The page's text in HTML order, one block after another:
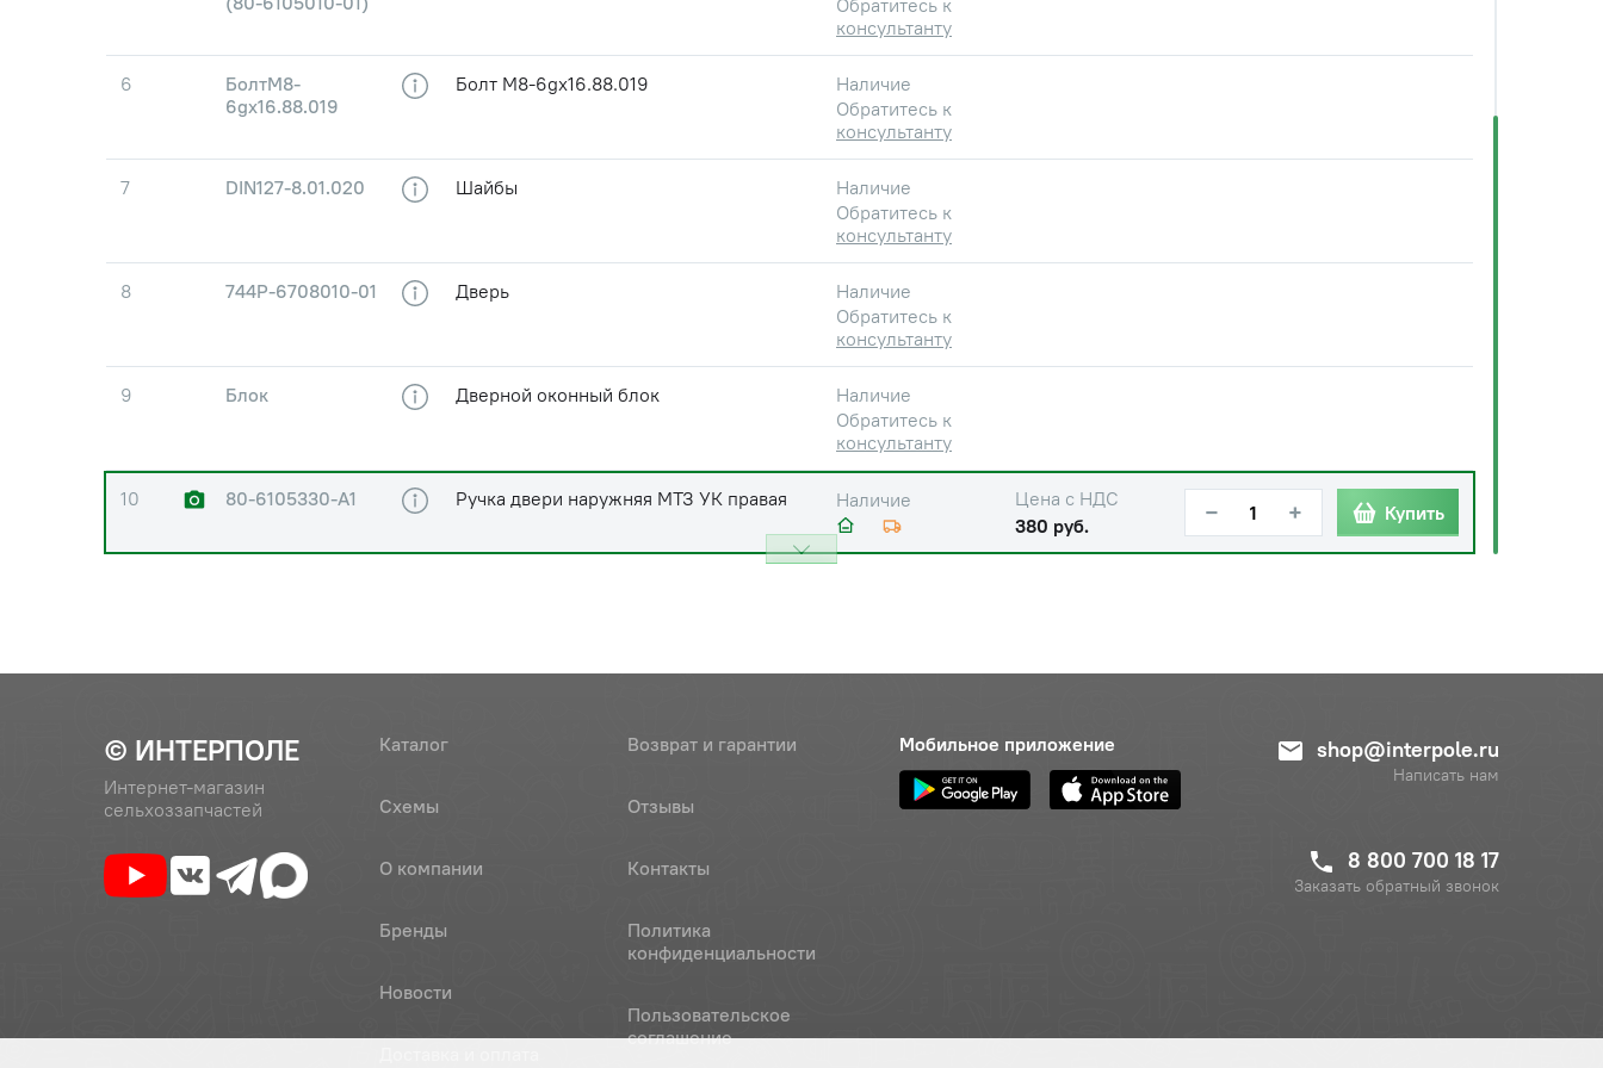
Обратитесь к
консультанту
6
БолтМ8-
6gx16.88.019
Болт М8-6gx16.88.019
Наличие
Обратитесь к
консультанту
7 DIN127-8.01.020 Шайбы
Наличие
Обратитесь к
консультанту
8 744Р-6708010-01 Дверь
Наличие
Обратитесь к
консультанту
9 Блок Дверной оконный блок
Наличие
Обратитесь к
консультанту
10 80-6105330-А1 Ручка двери наружняя МТЗ УК правая Наличие
Цена с НДС
380 руб.
− + Купить
© ИНТЕРПОЛЕ
Интернет-магазин
сельхоззапчастей
Каталог
Схемы
О компании
Бренды
Новости
Возврат и гарантии
Отзывы
Контакты
Политика
конфиденциальности
Пользовательское
соглашение
Мобильное приложение shop@interpole.ru
Написать нам
8 800 700 18 17
Заказать обратный звонок